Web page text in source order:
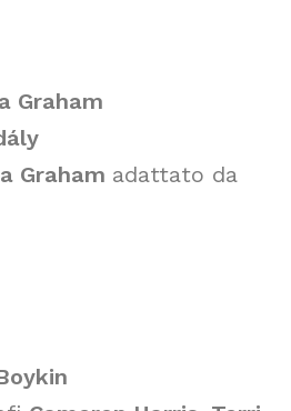
Graham
Graham adattato da